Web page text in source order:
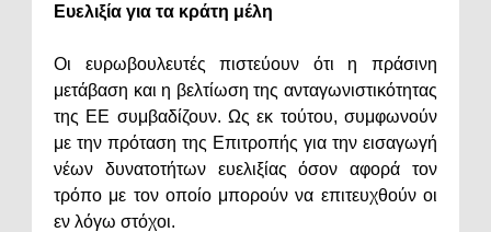
Ευελιξία για τα κράτη μέλη
Οι ευρωβουλευτές πιστεύουν ότι η πράσινη
μετάβαση και η βελτίωση της ανταγωνιστικότητας
της ΕΕ συμβαδίζουν. Ως εκ τούτου, συμφωνούν
με την πρόταση της Επιτροπής για την εισαγωγή
νέων δυνατοτήτων ευελιξίας όσον αφορά τον
τρόπο με τον οποίο μπορούν να επιτευχθούν οι
εν λόγω στόχοι.